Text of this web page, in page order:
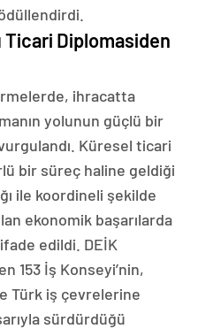
Ticari Diplomasiden
ihracatta
yolunun güçlü bir
Küresel ticari
bir süreç haline geldiği
ile koordineli şekilde
ekonomik başarılarda
edildi. DEİK
153 İş Konseyi’nin,
Türk iş çevrelerine
sürdürdüğü